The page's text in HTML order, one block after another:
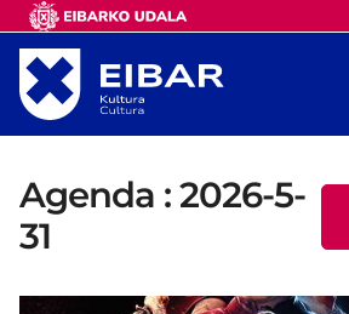
Agenda : 2026-5-
31